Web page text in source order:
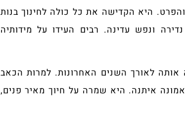
היא הקדישה את כל כולה לחינוך בנות
ונפש עדינה. רבים העידו על מידותיה
לאורך השנים האחרונות. למרות הכאב
איתנה. היא שמרה על חיוך מאיר פנים,